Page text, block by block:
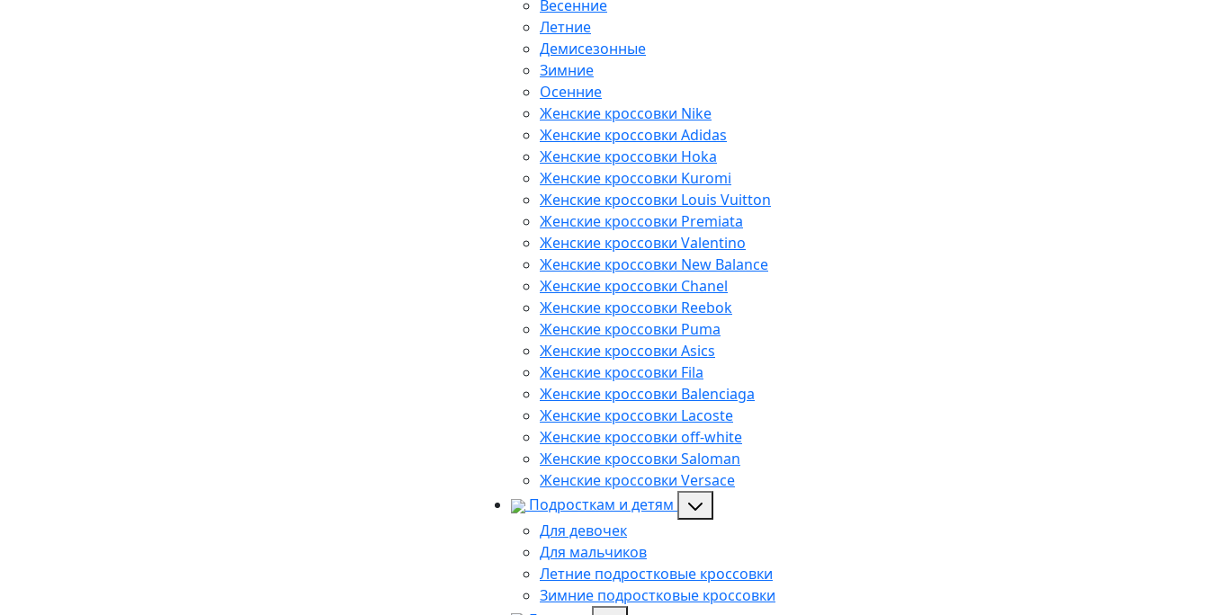
Весенние
Летние
Демисезонные
Зимние
Осенние
Женские кроссовки Nike
Женские кроссовки Adidas
Женские кроссовки Hoka
Женские кроссовки Kuromi
Женские кроссовки Louis Vuitton
Женские кроссовки Premiata
Женские кроссовки Valentino
Женские кроссовки New Balance
Женские кроссовки Chanel
Женские кроссовки Reebok
Женские кроссовки Puma
Женские кроссовки Asics
Женские кроссовки Fila
Женские кроссовки Balenciaga
Женские кроссовки Lacoste
Женские кроссовки off-white
Женские кроссовки Saloman
Женские кроссовки Versace
Подросткам и детям
Для девочек
Для мальчиков
Летние подростковые кроссовки
Зимние подростковые кроссовки